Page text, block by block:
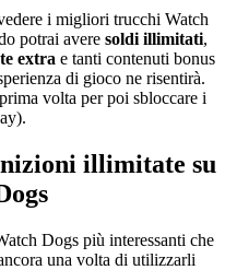
i migliori trucchi Watch
potrai avere soldi illimitati,
extra e tanti contenuti bonus
di gioco ne risentirà.
volta per poi sbloccare i
illimitate su
Dogs più interessanti che
una volta di utilizzarli